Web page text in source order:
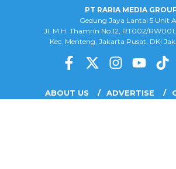
PT RARIA MEDIA
Gedung Jaya Lantai 5 Unit
Jl. M.H. Thamrin No.12, RT002/
Kec. Menteng, Jakarta Pusat, DKI
ABOUT US ADVERTISE